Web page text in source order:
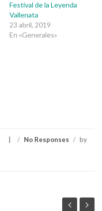
Festival de la Leyenda
Vallenata
23 abril, 2019
En «Generales»
/ No Responses / by